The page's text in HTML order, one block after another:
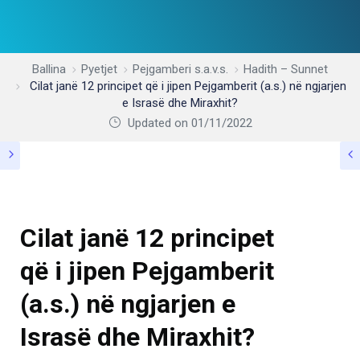
Ballina Pyetjet Pejgamberi s.a.v.s.
Hadith – Sunnet
Cilat janë 12 principet që i jipen Pejgamberit (a.s.) në ngjarjen
e Israsë dhe Miraxhit?
Updated on 01/11/2022
Cilat janë 12 principet
që i jipen Pejgamberit
(a.s.) në ngjarjen e
Israsë dhe Miraxhit?